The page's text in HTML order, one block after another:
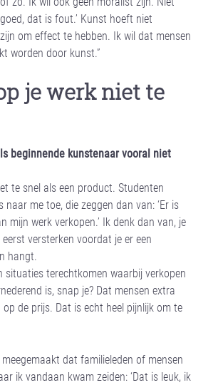
dat is fout.’ Kunst hoeft niet
om effect te hebben. Ik wil dat mensen
worden door kunst.”
je werk niet te
beginnende kunstenaar vooral niet
te snel als een product. Studenten
naar me toe, die zeggen dan van: ‘Er is
mijn werk verkopen.’ Ik denk dan van, je
versterken voordat je er een
hangt.
situaties terechtkomen waarbij verkopen
is, snap je? Dat mensen extra
de prijs. Dat is echt heel pijnlijk om te
dat familieleden of mensen
ik vandaan kwam zeiden: ‘Dat is leuk, ik